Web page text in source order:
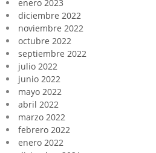
enero 2023
diciembre 2022
noviembre 2022
octubre 2022
septiembre 2022
julio 2022
junio 2022
mayo 2022
abril 2022
marzo 2022
febrero 2022
enero 2022